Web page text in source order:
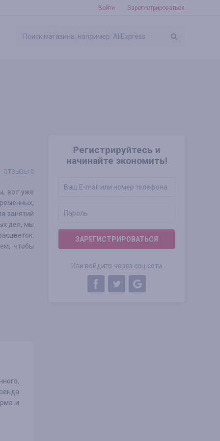
Войти Зарегистрироваться
Регистрируйтесь и
начинайте экономить!
ЗАРЕГИСТРИРОВАТЬСЯ
Или войдите через соц сети
ОТЗЫВЫ 0
вот уже
занятий
дел, мы
чтобы
и